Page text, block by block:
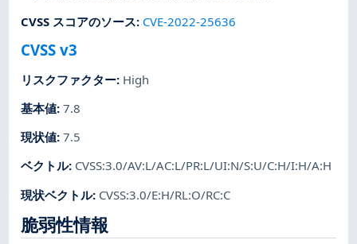
CVSS スコアのソース: CVE-2022-25636
CVSS v3
リスクファクター: High
基本値:7.8
現状値:7.5
ベクトル: CVSS:3.0/AV:L/AC:L/PR:L/UI:N/S:U/C:H/I:H/A:H
現状ベクトル: CVSS:3.0/E:H/RL:O/RC:C
脆弱性情報